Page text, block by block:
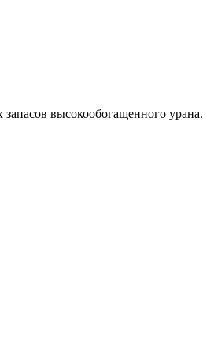
высокообогащенного урана.